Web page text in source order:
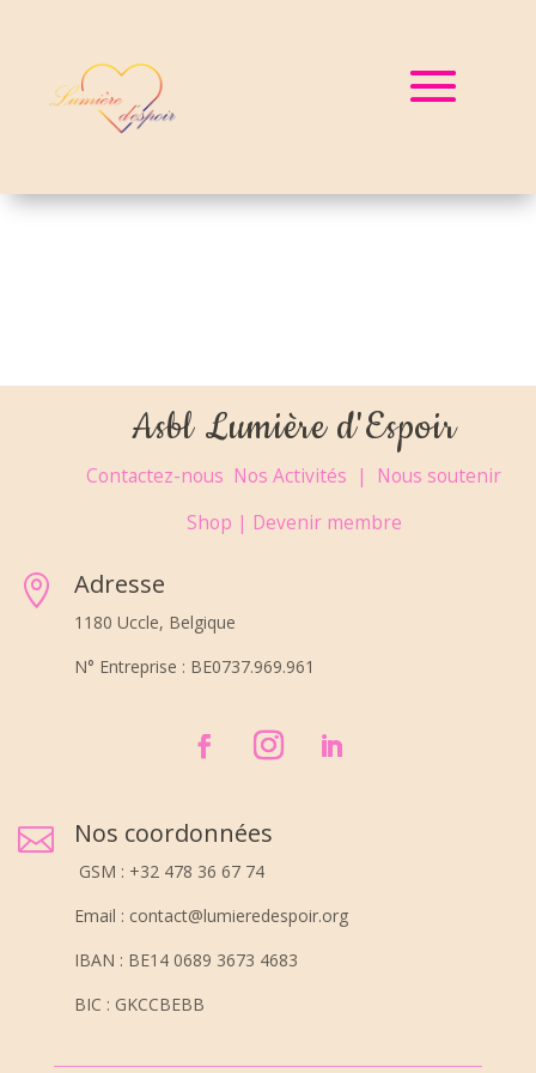
Asbl Lumière d'Espoir
Contactez-nous Nos Activités | Nous soutenir
Shop | Devenir membre
 Adresse
1180 Uccle, Belgique
N° Entreprise : BE0737.969.961
 Nos coordonnées
GSM : +32 478 36 67 74
Email : contact@lumieredespoir.org
IBAN : BE14 0689 3673 4683
BIC : GKCCBEBB